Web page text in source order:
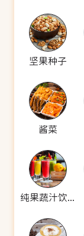
坚果种子
酱菜
纯果蔬汁饮料